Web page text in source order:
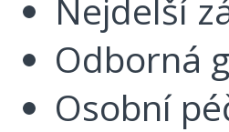
Nejdelší
Odborná
Osobní